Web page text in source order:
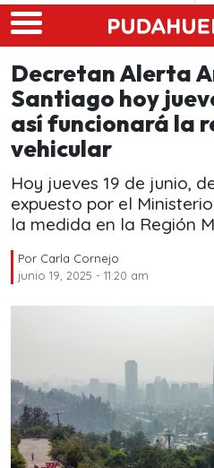
Skip to main content
Decretan Alerta
Santiago hoy
así funcionará la
vehicular
Hoy jueves 19 de junio,
expuesto por el
la medida en la Región
Por Carla Cornejo
junio 19, 2025 - 11:20 am